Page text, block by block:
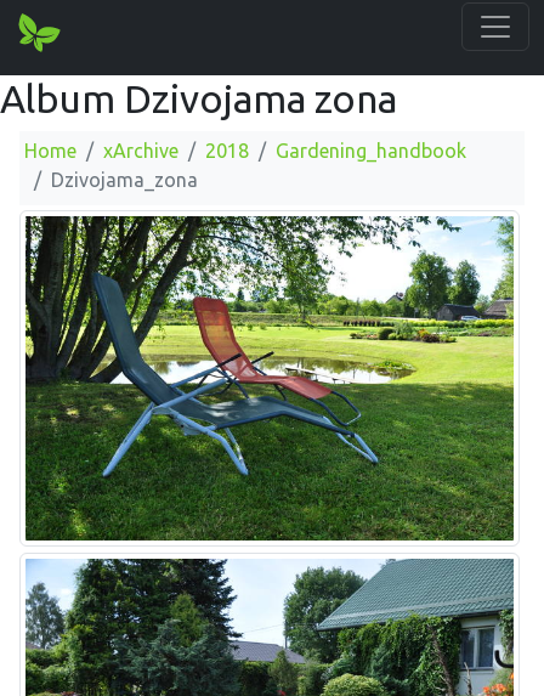
Album Dzivojama zona
Home xArchive 2018
Gardening_handbook
Dzivojama_zona